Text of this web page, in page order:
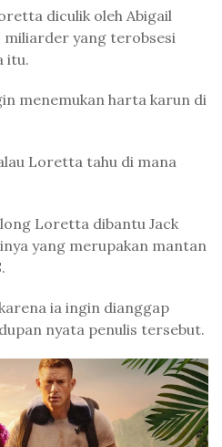
diculik oleh Abigail
miliarder yang terobsesi
itu.
menemukan harta karun di
Loretta tahu di mana
Loretta dibantu Jack
yang merupakan mantan
ia ingin dianggap
nyata penulis tersebut.